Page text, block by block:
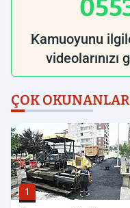
Kamuoyunu
videolarınızı
ÇOK OKUNANLAR
1